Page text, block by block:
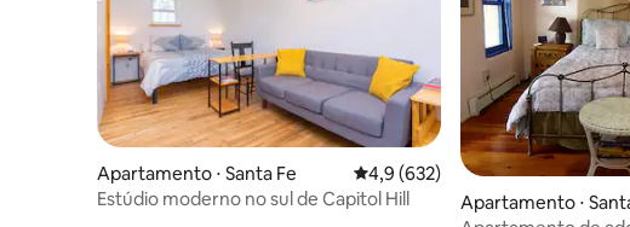
Apartamento ⋅ Santa Fe 4,9 de uma avaliação média de
4,9 (632)
Estúdio moderno no sul de Capitol Hill
Apartamento ⋅